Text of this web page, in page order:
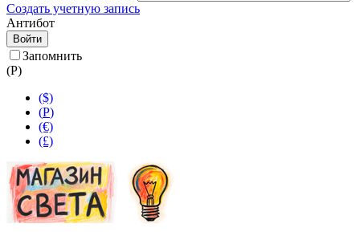
Создать учетную запись
Антибот
Войти
Запомнить
(Р)
($)
(Р)
(€)
(£)